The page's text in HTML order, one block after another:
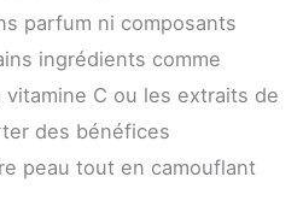
parfum ni composants
ingrédients comme
vitamine C ou les extraits de
des bénéfices
peau tout en camouflant